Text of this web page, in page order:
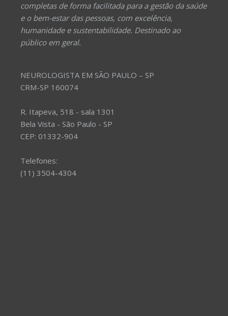
completas de forma facilitada para a gestão da saúde
e o bem-estar das pessoas, com excelência,
humanidade e sustentabilidade. Destinado ao
público em geral.
NEUROLOGISTA EM SÃO PAULO – SP
CRM-SP 160074
R. Itapeva, 518 - sala 1301
Bela Vista - São Paulo - SP
CEP: 01332-904
Telefones:
(11) 3504-4304